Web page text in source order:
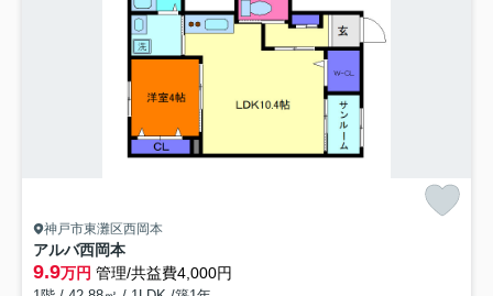
神戸市東灘区西岡本
アルバ西岡本
9.9万円 管理/共益費4,000円